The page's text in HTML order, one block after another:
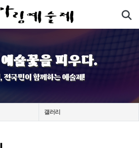
술꽃을 피우다.
전국민이 함께하는 예술제!
갤러리